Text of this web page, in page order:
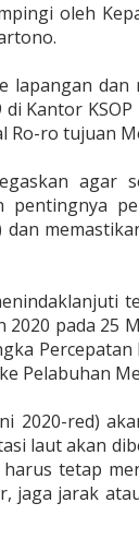
oleh
dan
Kantor
Ro-ro tujuan
agar
pada 25
Pelabuhan
2020-red)
laut akan
tetap
jaga jarak